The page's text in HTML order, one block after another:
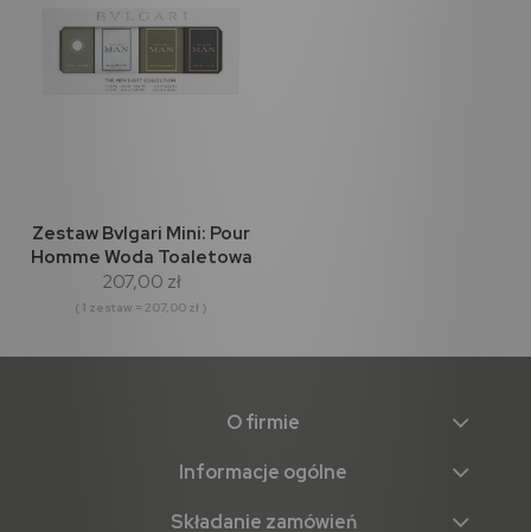
Zestaw Bvlgari Mini: Pour
Homme Woda Toaletowa
5ml + Man Wood Essence
Woda Perfumowana 5ml +
Perfumowana 5ml + Man
207,00 zł
( 1 zestaw = 207,00 zł )
O firmie
Informacje ogólne
Składanie zamówień